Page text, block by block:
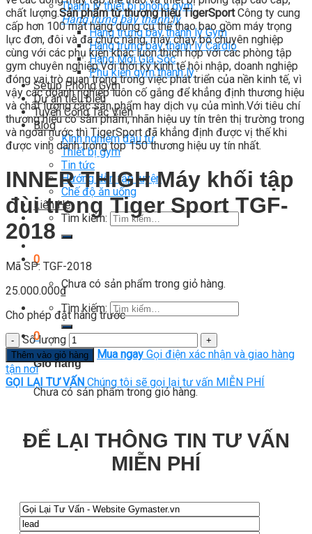
Thanh lý thiết bị phòng gym
Hàng trưng bày thanh lý
Hàng trưng bày thanh lý Gym
Hàng trưng bày thanh lý Cardio
Hàng Mới Giá Sốc
Phụ kiện gym thanh lý
Setup Phòng Gym
Dự án tiêu biểu
Tuyển Cộng Tác Viên
Blog
Kinh nghiệm đầu tư
Thiết bị gym
Tin tức
Hướng dẫn tập luyện
Chế độ ăn uống
Liên Hệ
Tìm kiếm:
0
Chưa có sản phẩm trong giỏ hàng.
Tìm kiếm:
0
Giỏ hàng
Chưa có sản phẩm trong giỏ hàng.
chất lượng.Sản phẩm từ thương hiệu TigerSportCông ty cung
cấp hơn 100 mặt hàng dụng cụ thể thao bao gồm máy trọng
lực đơn, đôi và đa chức năng, máy chạy bộ chuyên nghiệp
cùng với các phụ kiện khác luôn thích hợp với các phòng tập
gym chuyên nghiệp.Với thời kỳ kinh tế hội nhập, doanh nghiệp
đóng vai trò quan trọng trong việc phát triển của nền kinh tế, vì
vậy các doanh nghiệp luôn cố gắng để khẳng định thương hiệu
và chất lượng các sản phẩm hay dịch vụ của mình.Với tiêu chí
thương hiệu có sản phẩm, nhãn hiệu uy tín trên thị trường trong
và ngoài nước thì TigerSport đã khẳng định được vị thế khi
được vinh danh trong top 150 thương hiệu uy tín nhất.
INNER THIGH Máy khối tập
đùi trong Tiger Sport TGF-
2018
Mã SP: TGF-2018
25.000.000₫
Cho phép đặt hàng trước
Số lượng
Thêm vào giỏ hàng Mua ngay Gọi điện xác nhận và giao hàng
tận nơi
GỌI LẠI TƯ VẤN Chúng tôi sẽ gọi lại tư vấn MIỄN PHÍ
ĐỂ LẠI THÔNG TIN TƯ VẤN
MIỄN PHÍ